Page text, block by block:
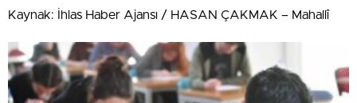
Kaynak: İhlas Haber Ajansı / HASAN ÇAKMAK – Mahallî